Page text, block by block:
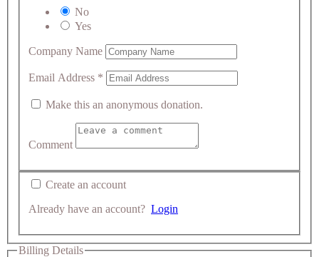
No
Yes
Company Name
Email Address *
Make this an anonymous donation.
Comment
Create an account
Already have an account? Login
Billing Details